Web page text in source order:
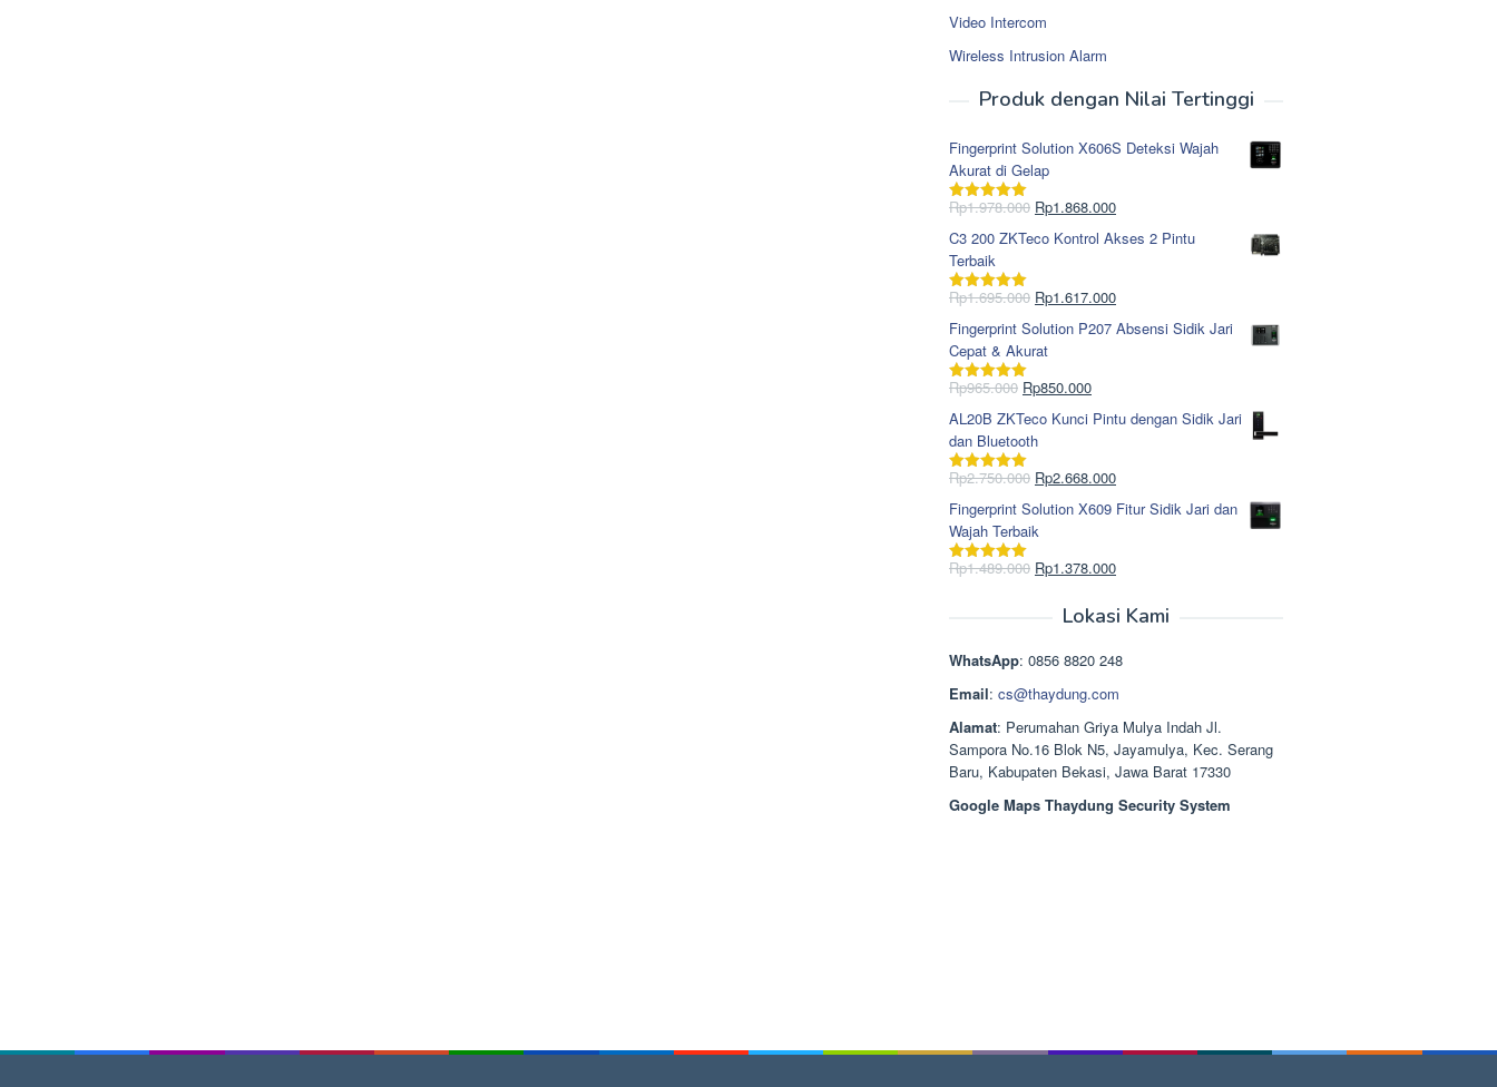
Video Intercom
Wireless Intrusion Alarm
Produk dengan Nilai Tertinggi
Fingerprint Solution X606S Deteksi Wajah
Akurat di Gelap
Dinilai5.00
Rp1.978.000 Harga
aslinya
adalah:
Rp1.868.000Harga
saat
ini
Rp1.868.000.
C3 200 ZKTeco Kontrol Akses 2 Pintu
Terbaik
Dinilai5.00
Rp1.695.000 Harga
aslinya
adalah:
Rp1.695.000.
Rp1.617.000Harga
saat
ini
Fingerprint Solution P207 Absensi Sidik Jari
Cepat & Akurat
Dinilai5.00
Rp965.000 Harga
aslinya
adalah:
Rp965.000.
Rp850.000Harga
saat
ini
Rp850.000.
AL20B ZKTeco Kunci Pintu dengan Sidik Jari
dan Bluetooth
Dinilai5.00
Rp2.750.000 Harga
aslinya
adalah:
Rp2.750.000.
Rp2.668.000Harga
saat
ini
Rp2.668.000.
Fingerprint Solution X609 Fitur Sidik Jari dan
Wajah Terbaik
Dinilai5.00
Rp1.489.000 Harga
adalah:
Rp1.378.000Harga
ini
Rp1.378.000.
Lokasi Kami
WhatsApp: 0856 8820 248
Email: cs@thaydung.com
Alamat: Perumahan Griya Mulya Indah Jl.
Sampora No.16 Blok N5, Jayamulya, Kec. Serang
Baru, Kabupaten Bekasi, Jawa Barat 17330
Google Maps Thaydung Security System